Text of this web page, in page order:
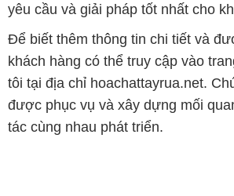
yêu cầu và giải pháp tốt nhất cho
Để biết thêm thông tin chi tiết và
khách hàng có thể truy cập vào
tôi tại địa chỉ hoachattayrua.net.
được phục vụ và xây dựng mối
tác cùng nhau phát triển.